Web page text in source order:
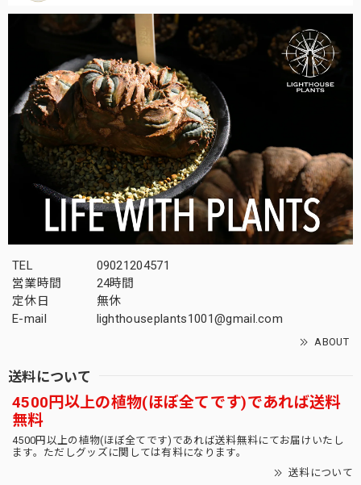
またすぐ解きたくなりそうです。飼育しっかり頑張ります。
この度はお買い上げ頂き誠にありがとうござい
ました！ビギナー様ウエルカムです！育て方な
ど、ご不明な点がございましたら何なりとお申
し付けくださいませ。また次も是非！今後とも
よろしくお願いいたします。
木質化 まん丸 オベサ / ユーフォルビア
2026/03/12
間髪入れず、2回目の利用です。 これぞ王道ですね、満足で
す。 今回の梱包も完璧でした。 商品リストをまんべんなく
確認して 楽しんでいる今日このごろです。 また利用させて
頂きます！
も10株更新いたしますので、是非20時ジャスト
にお待ちいたしております！
オス株 ラギット マウンテン オベサ / 木質化 良形株
TEL
09021204571
営業時間
24時間
定休日
無休
E-mail
lighthouseplants1001@gmail.com
ABOUT
送料について
4500円以上の植物(ほぼ全てです)であれば送料
無料
4500円以上の植物(ほぼ全てです)であれば送料無料にてお届けいたし
ます。ただしグッズに関しては有料になります。
送料について